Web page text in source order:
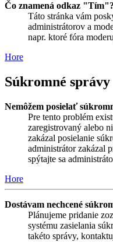
Čo znamená odkaz "Tím"?
Táto stránka vám
administrátorov a
napr. ktoré fóra
Hore
Súkromné správy
Nemôžem posielať
Pre tento problém
zaregistrovaný alebo
zakázal posielanie
administrátor zakázal
spýtajte sa
Hore
Dostávam nechcené
Plánujeme pridanie
systému zasielania
takéto správy,